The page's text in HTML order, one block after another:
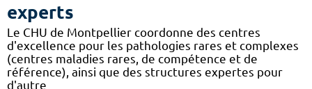
experts
Le CHU de Montpellier coordonne des centres
d'excellence pour les pathologies rares et complexes
(centres maladies rares, de compétence et de
référence), ainsi que des structures expertes pour
d'autre